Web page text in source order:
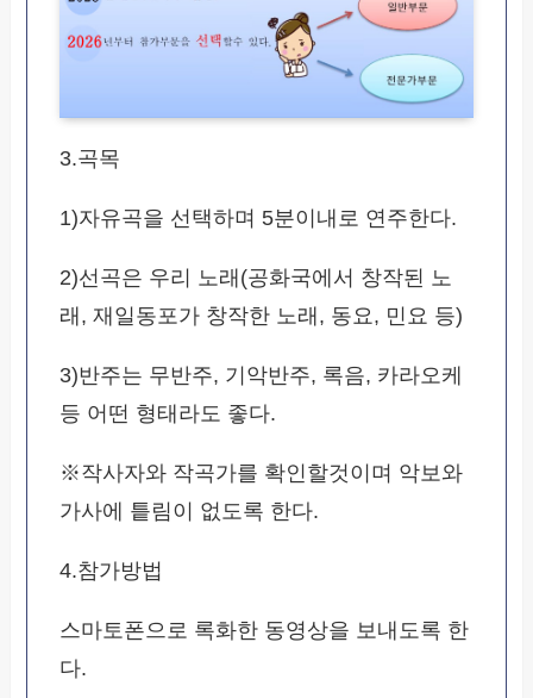
3.곡목
1)자유곡을 선택하며 5분이내로 연주한다.
2)선곡은 우리 노래(공화국에서 창작된 노
래, 재일동포가 창작한 노래, 동요, 민요 등)
3)반주는 무반주, 기악반주, 록음, 카라오케
등 어떤 형태라도 좋다.
※작사자와 작곡가를 확인할것이며 악보와
가사에 틑림이 없도록 한다.
4.참가방법
스마토폰으로 록화한 동영상을 보내도록 한
다.